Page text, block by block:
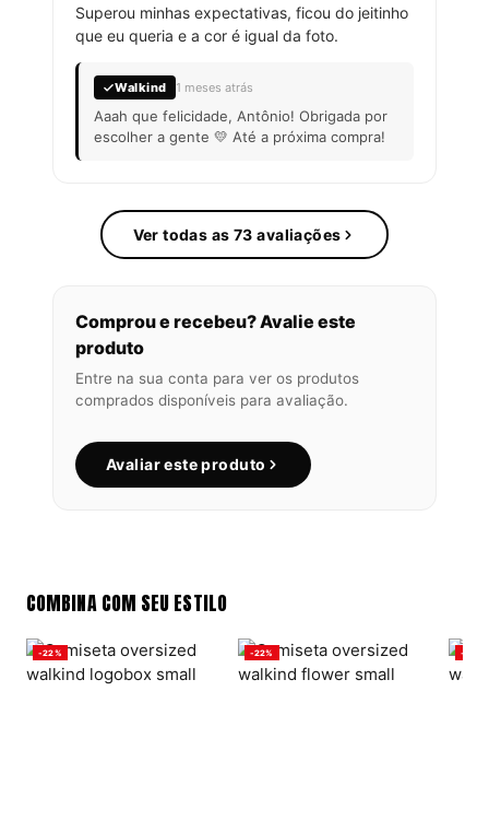
Superou minhas expectativas, ficou do jeitinho
que eu queria e a cor é igual da foto.
Walkind 1 meses atrás
Aaah que felicidade, Antônio! Obrigada por
escolher a gente 💛 Até a próxima compra!
Ver todas as 73 avaliações
Comprou e recebeu? Avalie este
produto
Entre na sua conta para ver os produtos
comprados disponíveis para avaliação.
Avaliar este produto
COMBINA COM SEU ESTILO
-22% -22% -22%